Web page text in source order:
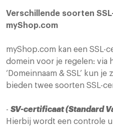
Verschillende soorten
myShop.com
myShop.com kan een SSL-
domein voor je regelen: via
‘Domeinnaam & SSL’ kun
bieden twee soorten SSL-
- SV-certificaat (Standard
Hierbij wordt een controle